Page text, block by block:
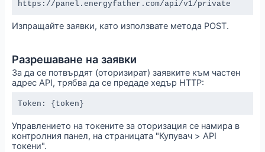
https://panel.energyfather.com/api/v1/private
Изпращайте заявки, като използвате метода POST.
Разрешаване на заявки
За да се потвърдят (оторизират) заявките към частен
адрес API, трябва да се предаде хедър HTTP:
Token: {token}
Управлението на токените за оторизация се намира в
контролния панел, на страницата "Купувач > API
токени".